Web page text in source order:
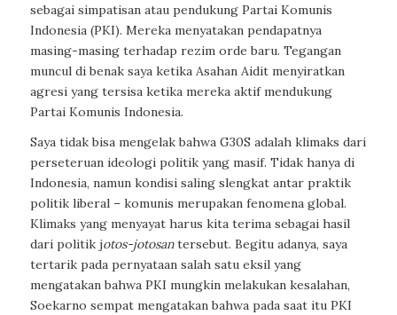
sebagai simpatisan atau pendukung Partai Komunis
Indonesia (PKI). Mereka menyatakan pendapatnya
masing-masing terhadap rezim orde baru. Tegangan
muncul di benak saya ketika Asahan Aidit menyiratkan
agresi yang tersisa ketika mereka aktif mendukung
Partai Komunis Indonesia.
Saya tidak bisa mengelak bahwa G30S adalah klimaks dari
perseteruan ideologi politik yang masif. Tidak hanya di
Indonesia, namun kondisi saling slengkat antar praktik
politik liberal – komunis merupakan fenomena global.
Klimaks yang menyayat harus kita terima sebagai hasil
dari politik jotos-jotosantersebut. Begitu adanya, saya
tertarik pada pernyataan salah satu eksil yang
mengatakan bahwa PKI mungkin melakukan kesalahan,
Soekarno sempat mengatakan bahwa pada saat itu PKI